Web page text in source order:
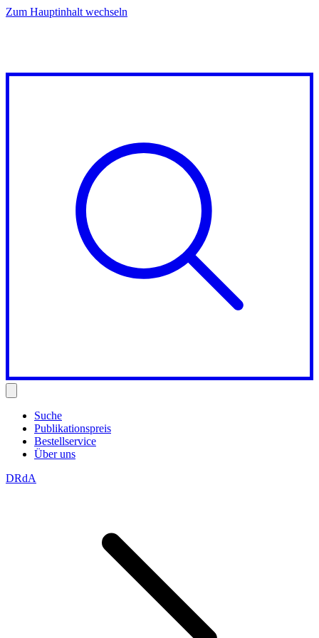
Zum Hauptinhalt wechseln
Suche
Publikationspreis
Bestellservice
Über uns
DRdA